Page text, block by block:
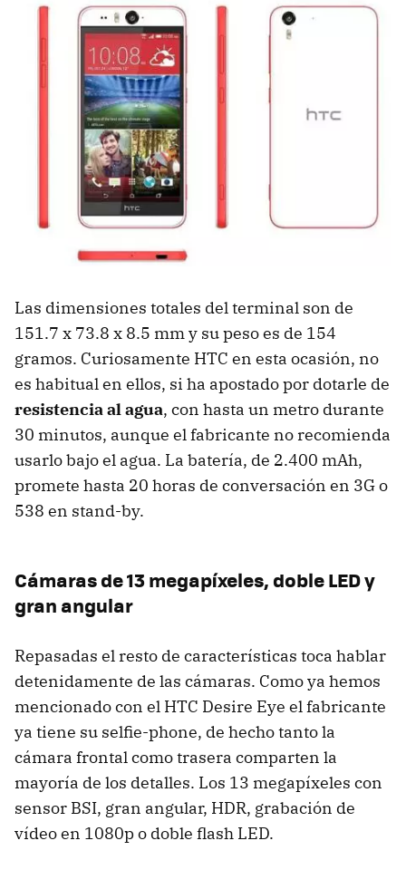
Las dimensiones totales del terminal son de
151.7 x 73.8 x 8.5 mm y su peso es de 154
gramos. Curiosamente HTC en esta ocasión, no
es habitual en ellos, si ha apostado por dotarle de
resistencia al agua, con hasta un metro durante
30 minutos, aunque el fabricante no recomienda
usarlo bajo el agua. La batería, de 2.400 mAh,
promete hasta 20 horas de conversación en 3G o
538 en stand-by.
Cámaras de 13 megapíxeles, doble LED y
gran angular
Repasadas el resto de características toca hablar
detenidamente de las cámaras. Como ya hemos
mencionado con el HTC Desire Eye el fabricante
ya tiene su selfie-phone, de hecho tanto la
cámara frontal como trasera comparten la
mayoría de los detalles. Los 13 megapíxeles con
sensor BSI, gran angular, HDR, grabación de
vídeo en 1080p o doble flash LED.